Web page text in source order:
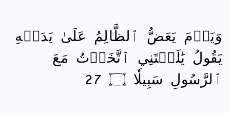
وَيَوۡمَ يَعَضُّ ٱلظَّالِمُ عَلَىٰ يَدَيۡهِ
يَقُولُ يَٰلَيۡتَنِي ٱتَّخَذۡتُ مَعَ
ٱلرَّسُولِ سَبِيلٗا ۝ 27